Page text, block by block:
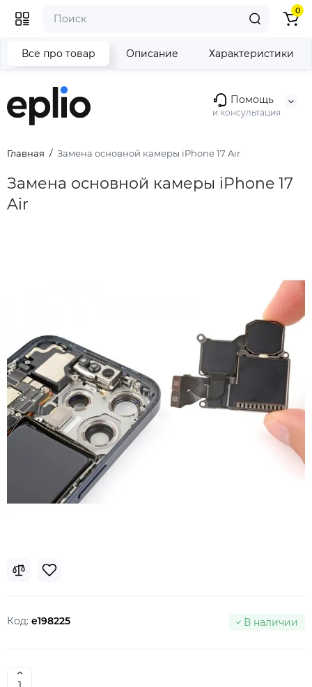
Помощь
и консультация
0
Главная Замена основной камеры iPhone 17 Air
Замена основной камеры iPhone 17
Air
Все про товар Описание Характеристики
Код: e198225 В наличии